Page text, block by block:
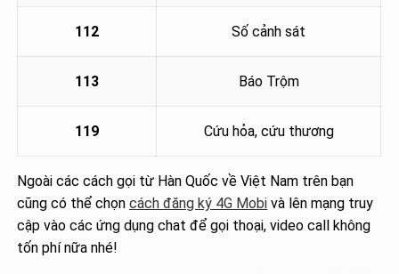
112 Số cảnh sát
113 Báo Trộm
119 Cứu hỏa, cứu thương
Ngoài các cách gọi từ Hàn Quốc về Việt Nam trên bạn
cũng có thể chọncách đăng ký 4G Mobi và lên mạng truy
cập vào các ứng dụng chat để gọi thoại, video call không
tốn phí nữa nhé!